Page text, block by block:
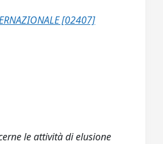
[02407]
le attività di elusione